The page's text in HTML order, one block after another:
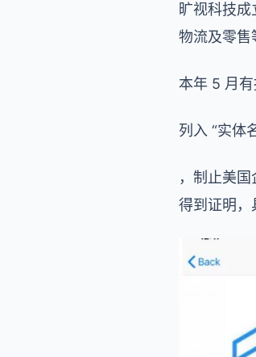
旷视科技成
物流及零售
本年 5 月
列入 “实体
，制止美
得到证明，